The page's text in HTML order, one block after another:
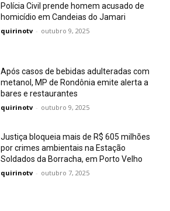
Polícia Civil prende homem acusado de
homicídio em Candeias do Jamari
quirinotv - outubro 9, 2025
Após casos de bebidas adulteradas com
metanol, MP de Rondônia emite alerta a
bares e restaurantes
quirinotv - outubro 9, 2025
Justiça bloqueia mais de R$ 605 milhões
por crimes ambientais na Estação
Soldados da Borracha, em Porto Velho
quirinotv - outubro 7, 2025